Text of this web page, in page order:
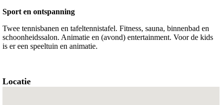
Sport en ontspanning
Twee tennisbanen en tafeltennistafel. Fitness, sauna, binnenbad en
schoonheidssalon. Animatie en (avond) entertainment. Voor de kids
is er een speeltuin en animatie.
Locatie